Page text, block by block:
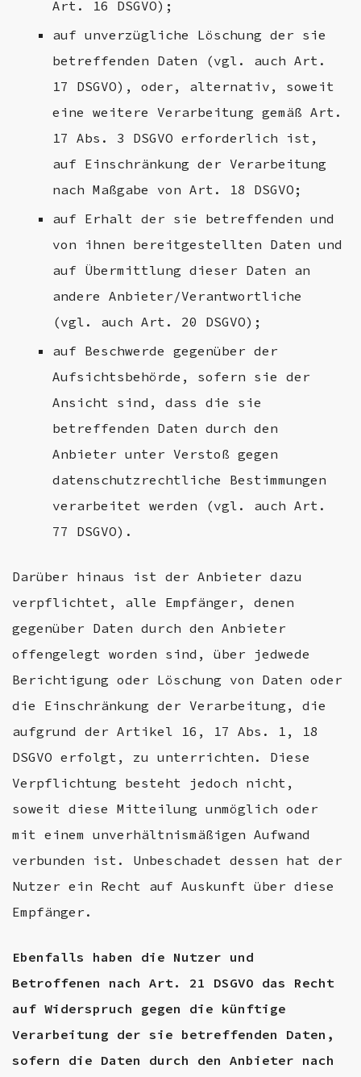
Art. 16 DSGVO);
auf unverzügliche Löschung der sie
betreffenden Daten (vgl. auch Art.
17 DSGVO), oder, alternativ, soweit
eine weitere Verarbeitung gemäß Art.
17 Abs. 3 DSGVO erforderlich ist,
auf Einschränkung der Verarbeitung
nach Maßgabe von Art. 18 DSGVO;
auf Erhalt der sie betreffenden und
von ihnen bereitgestellten Daten und
auf Übermittlung dieser Daten an
andere Anbieter/Verantwortliche
(vgl. auch Art. 20 DSGVO);
auf Beschwerde gegenüber der
Aufsichtsbehörde, sofern sie der
Ansicht sind, dass die sie
betreffenden Daten durch den
Anbieter unter Verstoß gegen
datenschutzrechtliche Bestimmungen
verarbeitet werden (vgl. auch Art.
77 DSGVO).
Darüber hinaus ist der Anbieter dazu
verpflichtet, alle Empfänger, denen
gegenüber Daten durch den Anbieter
offengelegt worden sind, über jedwede
Berichtigung oder Löschung von Daten oder
die Einschränkung der Verarbeitung, die
aufgrund der Artikel 16, 17 Abs. 1, 18
DSGVO erfolgt, zu unterrichten. Diese
Verpflichtung besteht jedoch nicht,
soweit diese Mitteilung unmöglich oder
mit einem unverhältnismäßigen Aufwand
verbunden ist. Unbeschadet dessen hat der
Nutzer ein Recht auf Auskunft über diese
Empfänger.
Ebenfalls haben die Nutzer und
Betroffenen nach Art. 21 DSGVO das Recht
auf Widerspruch gegen die künftige
Verarbeitung der sie betreffenden Daten,
sofern die Daten durch den Anbieter nach